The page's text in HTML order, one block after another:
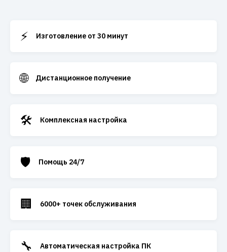
⚡ Изготовление от 30 минут
🌐 Дистанционное получение
🛠️ Комплексная настройка
🛡️ Помощь 24/7
🏢 6000+ точек обслуживания
🔧 Автоматическая настройка ПК